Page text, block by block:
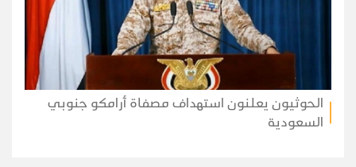
الحوثيون يعلنون استهداف مصفاة أرامكو جنوبي
السعودية